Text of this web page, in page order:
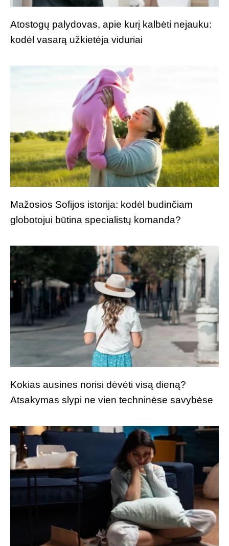
Atostogų palydovas, apie kurį kalbėti nejauku:
kodėl vasarą užkietėja viduriai
Mažosios Sofijos istorija: kodėl budinčiam
globotojui būtina specialistų komanda?
Kokias ausines norisi dėvėti visą dieną?
Atsakymas slypi ne vien techninėse savybėse